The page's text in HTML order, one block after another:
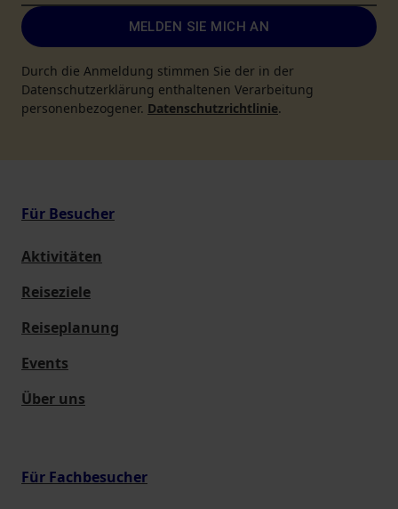
MELDEN SIE MICH AN
Durch die Anmeldung stimmen Sie der in der
Datenschutzerklärung enthaltenen Verarbeitung
personenbezogener. Datenschutzrichtlinie.
Für Besucher
Aktivitäten
Reiseziele
Reiseplanung
Events
Über uns
Für Fachbesucher